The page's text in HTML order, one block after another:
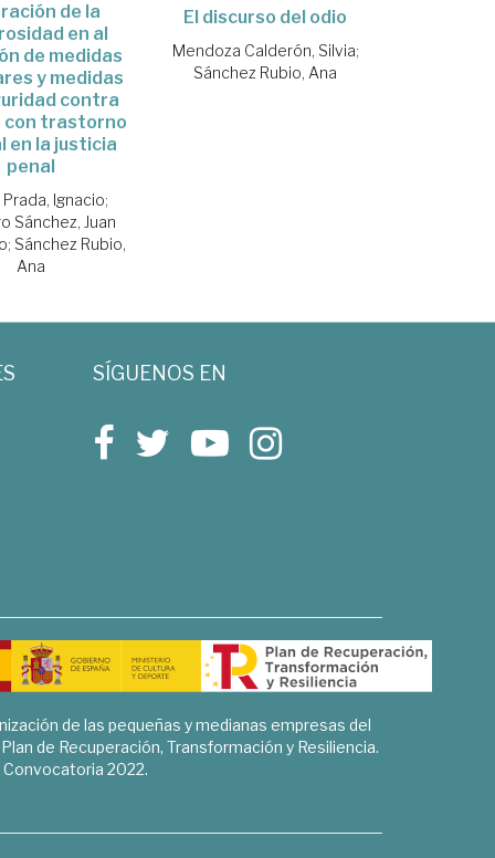
de la
en al
de medidas
y medidas
contra
con trastorno
en la justicia
penal
Ignacio;
Sánchez, Juan
; Sánchez Rubio,
Ana
El discurso del odio
Mendoza Calderón, Silvia;
Sánchez Rubio, Ana
SÍGUENOS EN
de las pequeñas y medianas empresas del
de Recuperación, Transformación y Resiliencia.
Convocatoria 2022.